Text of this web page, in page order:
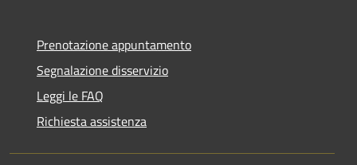
Prenotazione appuntamento
Segnalazione disservizio
Leggi le FAQ
Richiesta assistenza